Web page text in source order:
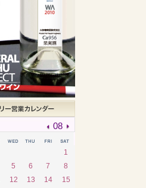
08
1
5 6 7
8
12 13 14
15